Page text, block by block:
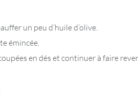
un peu d’huile d’olive.
émincée.
en dés et continuer à faire